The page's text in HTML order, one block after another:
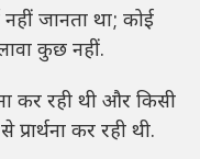
जानता था; कोई
कुछ नहीं.
कर रही थी और किसी
कर रही थी.